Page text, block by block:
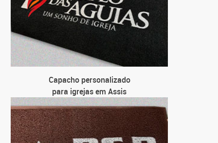
Capacho personalizado
para igrejas em Assis